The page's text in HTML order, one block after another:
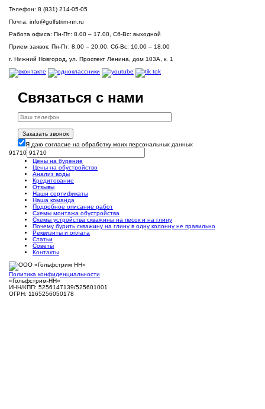
Телефон: 8 (831) 214-05-05
Почта: info@golfstrim-nn.ru
Работа офиса: Пн-Пт: 8.00 – 17.00, Сб-Вс: выходной
Прием заявок: Пн-Пт: 8.00 – 20.00, Сб-Вс: 10.00 – 18.00
г. Нижний Новгород, ул. Проспект Ленина, дом 103А, к. 1
Связаться с нами
Заказать звонок
Я даю согласие на обработку моих персональных данных
91710
Цены на бурение
Цены на обустройство
Анализ воды
Кредитование
Отзывы
Наши сертификаты
Наша команда
Подробное описание работ
Схемы монтажа обустройства
Схемы устройства скважины на песок и на глину
Почему бурить скважину на глину в одну колонну не правильно
Реквизиты и оплата
Статьи
Советы
Контакты
Политика конфиденциальности
«Гольфстрим-НН»
ИНН/КПП: 5256147139/525601001
ОГРН: 1165256050178